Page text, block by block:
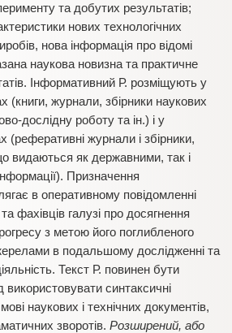
та добутих результатів;
нових технологічних
нова інформація про відомі
наукова новизна та практичне
Інформативний Р. розміщують у
(книги, журнали, збірники наукових
дослідну роботу та ін.) і у
(реферативні журнали і збірники,
видаються як державними, так і
Призначення
в оперативному повідомленні
фахівців галузі про досягнення
з метою його поглибленого
в подальшому дослідженні та
Текст Р. повинен бути
використовувати синтаксичні
наукових і технічних документів,
зворотів. Розширений, або